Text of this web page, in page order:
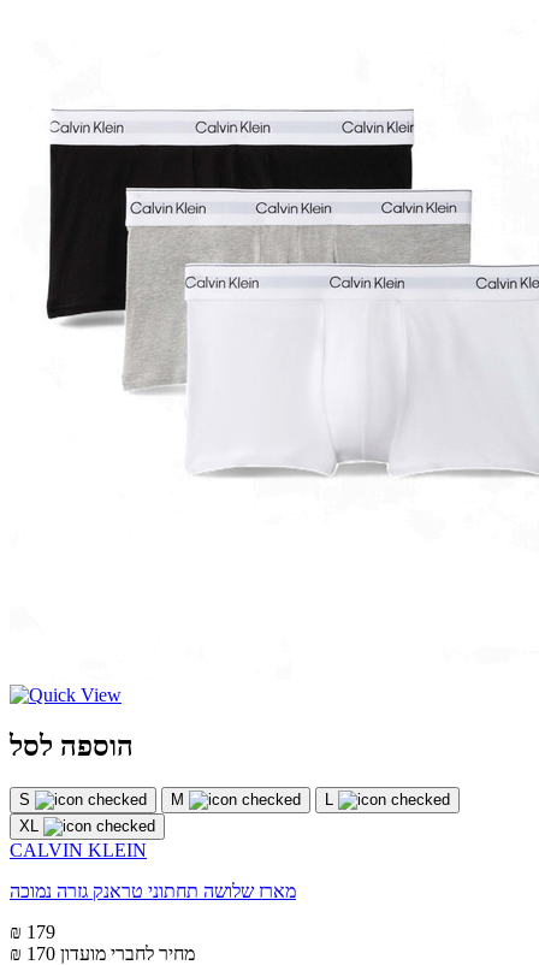
הוספה לסל
S M
L
XL
CALVIN KLEIN
מארז שלושה תחתוני טראנק גזרה נמוכה
₪ 179
₪ 170 מחיר לחברי מועדון